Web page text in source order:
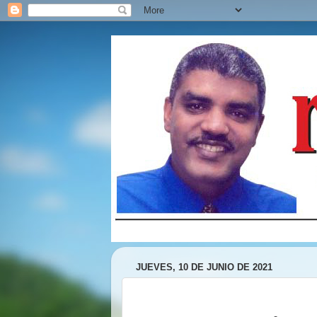
JUEVES, 10 DE JUNIO DE 2021